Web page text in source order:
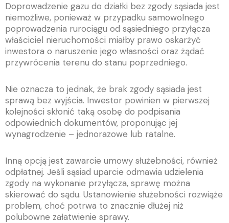
Doprowadzenie gazu do działki bez zgody sąsiada jest
niemożliwe, ponieważ w przypadku samowolnego
poprowadzenia rurociągu od sąsiedniego przyłącza
właściciel nieruchomości miałby prawo oskarżyć
inwestora o naruszenie jego własności oraz żądać
przywrócenia terenu do stanu poprzedniego.
Nie oznacza to jednak, że brak zgody sąsiada jest
sprawą bez wyjścia. Inwestor powinien w pierwszej
kolejności skłonić taką osobę do podpisania
odpowiednich dokumentów, proponując jej
wynagrodzenie – jednorazowe lub ratalne.
Inną opcją jest zawarcie umowy służebności, również
odpłatnej. Jeśli sąsiad uparcie odmawia udzielenia
zgody na wykonanie przyłącza, sprawę można
skierować do sądu. Ustanowienie służebności rozwiąże
problem, choć potrwa to znacznie dłużej niż
polubowne załatwienie sprawy.